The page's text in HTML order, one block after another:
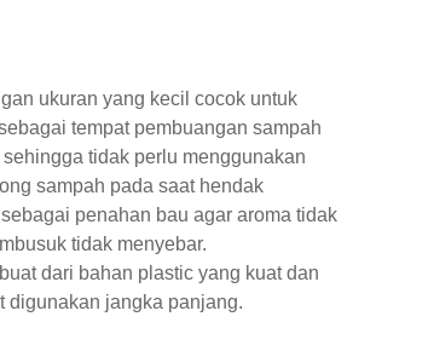
ukuran yang kecil cocok untuk
tempat pembuangan sampah
tidak perlu menggunakan
sampah pada saat hendak
penahan bau agar aroma tidak
tidak menyebar.
dari bahan plastic yang kuat dan
digunakan jangka panjang.